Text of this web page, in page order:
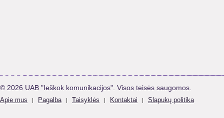
© 2026 UAB "Ieškok komunikacijos". Visos teisės saugomos.
Apie mus | Pagalba | Taisyklės | Kontaktai | Slapukų politika